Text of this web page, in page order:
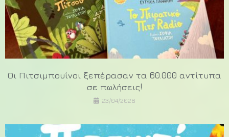
Οι Πιτσιμπουίνοι ξεπέρασαν τα 60.000 αντίτυπα
σε πωλήσεις!
23/04/2026